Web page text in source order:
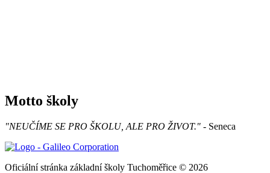
Motto školy
"NEUČÍME SE PRO ŠKOLU, ALE PRO ŽIVOT." - Seneca
Oficiální stránka základní školy Tuchoměřice © 2026